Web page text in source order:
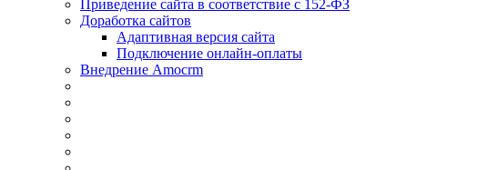
Приведение сайта в соответствие с 152-ФЗ
Доработка сайтов
Адаптивная версия сайта
Подключение онлайн-оплаты
Внедрение Amocrm